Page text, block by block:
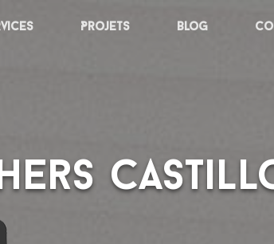
Projets Blog